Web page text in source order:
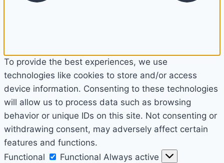
To provide the best experiences, we use
technologies like cookies to store and/or access
device information. Consenting to these technologies
will allow us to process data such as browsing
behavior or unique IDs on this site. Not consenting or
withdrawing consent, may adversely affect certain
features and functions.
Functional
Functional Always active